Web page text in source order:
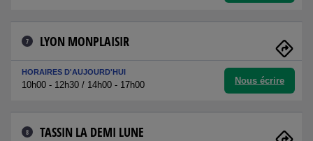
7 LYON MONPLAISIR
HORAIRES D'AUJOURD'HUI
10h00 - 12h30 / 14h00 - 17h00 Nous écrire
8 TASSIN LA DEMI LUNE